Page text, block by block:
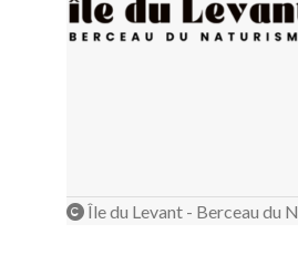
Île du Levant - Berceau du